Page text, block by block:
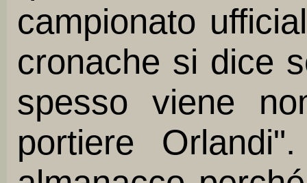
campionato
cronache si dice
spesso viene
portiere